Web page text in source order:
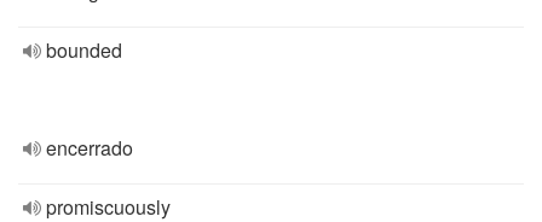
bounded
encerrado
promiscuously